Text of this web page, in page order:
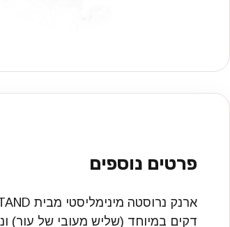
פרטים נוספים
דקים במיוחד (שליש מעובי של עור)